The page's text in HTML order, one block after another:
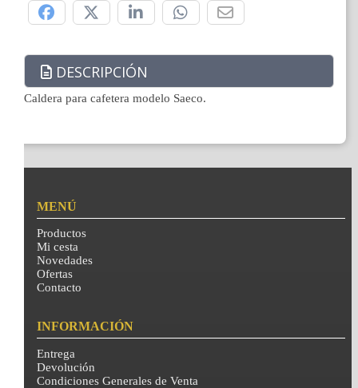
DESCRIPCIÓN
Caldera para cafetera modelo Saeco.
MENÚ
Productos
Mi cesta
Novedades
Ofertas
Contacto
INFORMACIÓN
Entrega
Devolución
Condiciones Generales de Venta